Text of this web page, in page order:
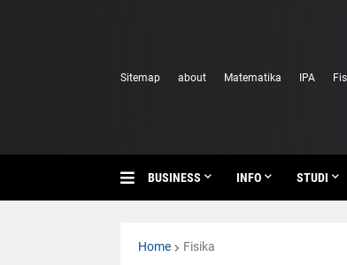
Sitemap about Matematika IPA
BUSINESS INFO STUDI
Home Fisika